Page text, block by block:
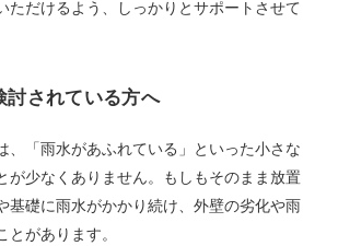
ただけるよう、しっかりとサポートさせて
討されている方へ
、「雨水があふれている」といった小さな
が少なくありません。もしもそのまま放置
基礎に雨水がかかり続け、外壁の劣化や雨
とがあります。